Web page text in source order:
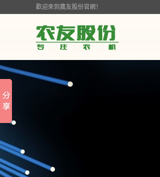
歡迎來到農友股份官網！